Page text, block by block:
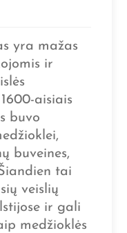
yra mažas
ir
aisiais
buvo
buveines,
tai
veislių
ir gali
medžioklės